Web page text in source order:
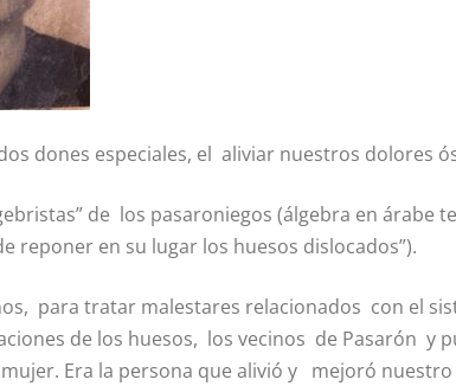
dones especiales, el aliviar nuestros dolores
de los pasaroniegos (álgebra en árabe
reponer en su lugar los huesos dislocados”).
para tratar malestares relacionados con el
de los huesos, los vecinos de Pasarón y
Era la persona que alivió y mejoró